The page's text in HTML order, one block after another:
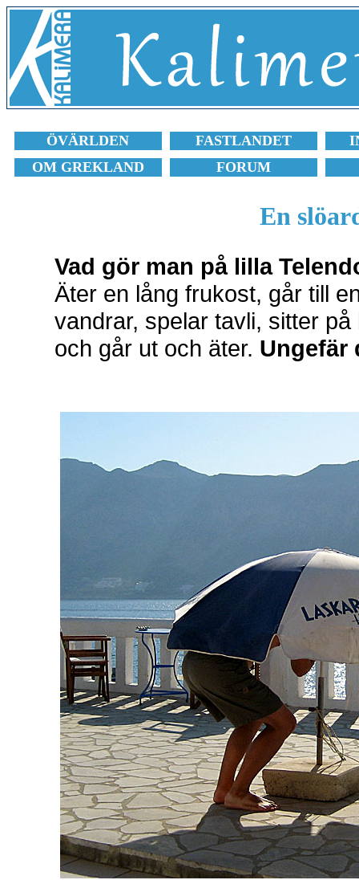
ÖVÄRLDEN FASTLANDET
OM GREKLAND
FORUM
En
Vad gör man på lilla
Äter en lång frukost, går till
vandrar, spelar tavli, sitter
och går ut och äter. Ungefär